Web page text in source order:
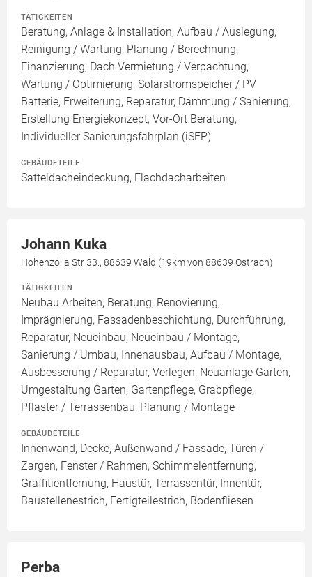
TÄTIGKEITEN
Beratung, Anlage & Installation, Aufbau / Auslegung,
Reinigung / Wartung, Planung / Berechnung,
Finanzierung, Dach Vermietung / Verpachtung,
Wartung / Optimierung, Solarstromspeicher / PV
Batterie, Erweiterung, Reparatur, Dämmung / Sanierung,
Erstellung Energiekonzept, Vor-Ort Beratung,
Individueller Sanierungsfahrplan (iSFP)
GEBÄUDETEILE
Satteldacheindeckung, Flachdacharbeiten
Johann Kuka
Hohenzolla Str 33., 88639 Wald (19km von 88639 Ostrach)
TÄTIGKEITEN
Neubau Arbeiten, Beratung, Renovierung,
Imprägnierung, Fassadenbeschichtung, Durchführung,
Reparatur, Neueinbau, Neueinbau / Montage,
Sanierung / Umbau, Innenausbau, Aufbau / Montage,
Ausbesserung / Reparatur, Verlegen, Neuanlage Garten,
Umgestaltung Garten, Gartenpflege, Grabpflege,
Pflaster / Terrassenbau, Planung / Montage
GEBÄUDETEILE
Innenwand, Decke, Außenwand / Fassade, Türen /
Zargen, Fenster / Rahmen, Schimmelentfernung,
Graffitientfernung, Haustür, Terrassentür, Innentür,
Baustellenestrich, Fertigteilestrich, Bodenfliesen
Perba